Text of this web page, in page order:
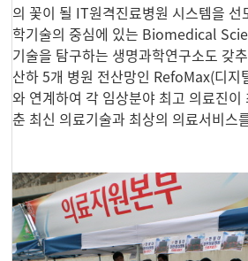
의 꽃이 될 IT원격진료병원 시스템을 선
학기술의 중심에 있는 Biomedical
기술을 탐구하는 생명과학연구소도 갖
산하 5개 병원 전산망인 RefoMax(디지
와 연계하여 각 임상분야 최고 의료진이
춘 최신 의료기술과 최상의 의료서비스